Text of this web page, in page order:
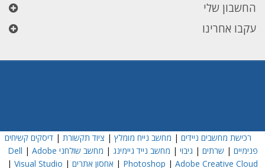
החשבון שלי
עקבו אחרינו
רכישת מחשבים ניידים | מחשב נייח מומלץ | ציוד תקשורת |דיסקים קשיחים
פנימיים | שרתים | גיבוי | מחשב נייד גיימינג | מחשב שולחני Dell | Adobe
Photoshop | Adobe Creative Cloud
| אחסון אתרים |
Visual Studio
|